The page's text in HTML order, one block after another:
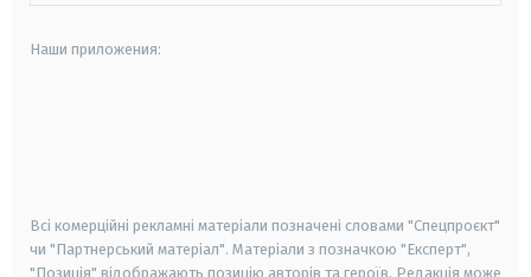
Наши приложения:
Всі комерційні рекламні матеріали позначені словами "Спецпроєкт"
чи "Партнерський матеріал". Матеріали з позначкою "Експерт",
"Позиція" відображають позицію авторів та героїв. Редакція може